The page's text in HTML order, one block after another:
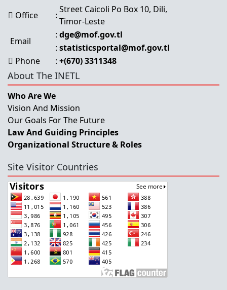
Office :
Street Caicoli Po Box 10, Dili,
Timor-Leste
Email
: dge@mof.gov.tl
: statisticsportal@mof.gov.tl
Phone
: +(670) 3311348
About The INETL
Who Are We
Vision And Mission
Our Goals For The Future
Law And Guiding Principles
Organizational Structure & Roles
Site Visitor Countries